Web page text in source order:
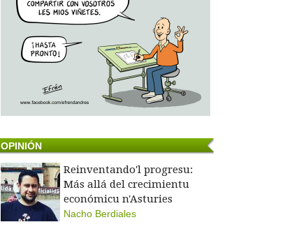
OPINIÓN
Reinventando'l progresu:
Más allá del crecimientu
económicu n'Asturies
Nacho Berdiales